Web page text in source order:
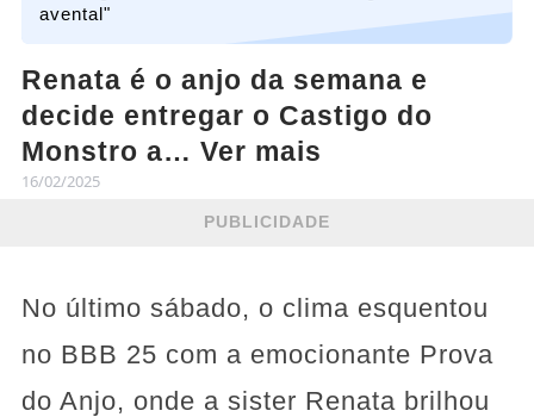
avental"
Renata é o anjo da semana e
decide entregar o Castigo do
Monstro a… Ver mais
16/02/2025
PUBLICIDADE
No último sábado, o clima esquentou
no BBB 25 com a emocionante Prova
do Anjo, onde a sister Renata brilhou